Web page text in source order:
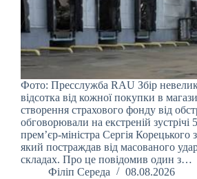
Фото: Пресслужба RAU Збір
відсотка від кожної покупки в
створення страхового фонду від
обговорювали на екстреній зустрічі
прем’єр-міністра Сергія Корецького
який постраждав від масованого
складах. Про це повідомив один з…
Філіп Середа
08.08.2026